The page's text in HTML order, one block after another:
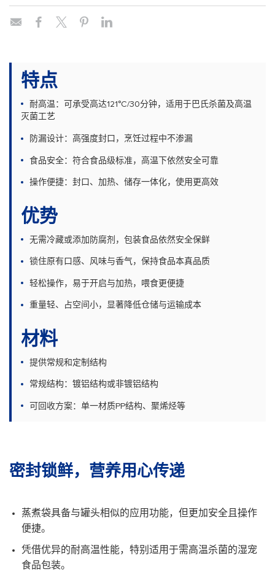
特点
耐高温：可承受高达121°C/30分钟，适用于巴氏杀菌及高温
灭菌工艺
防漏设计：高强度封口，烹饪过程中不渗漏
食品安全：符合食品级标准，高温下依然安全可靠
操作便捷：封口、加热、储存一体化，使用更高效
优势
无需冷藏或添加防腐剂，包装食品依然安全保鲜
锁住原有口感、风味与香气，保持食品本真品质
轻松操作，易于开启与加热，喂食更便捷
重量轻、占空间小，显著降低仓储与运输成本
材料
提供常规和定制结构
常规结构：镀铝结构或非镀铝结构
可回收方案：单一材质PP结构、聚烯烃等
密封锁鲜，营养用心传递
蒸煮袋具备与罐头相似的应用功能，但更加安全且操作
便捷。
凭借优异的耐高温性能，特别适用于需高温杀菌的湿宠
食品包装。